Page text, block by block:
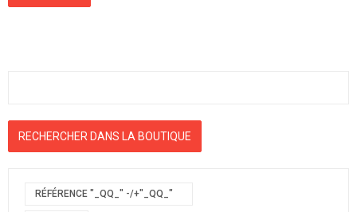
RÉFÉRENCE "_QQ_" -/+"_QQ_"